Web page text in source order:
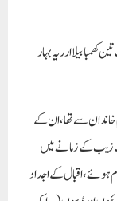
بیلا ارریہ بہار
خاندان سے تھا ، ان کے
زیب کے زمانے میں
ہوئے ، اقبال کے اجداد